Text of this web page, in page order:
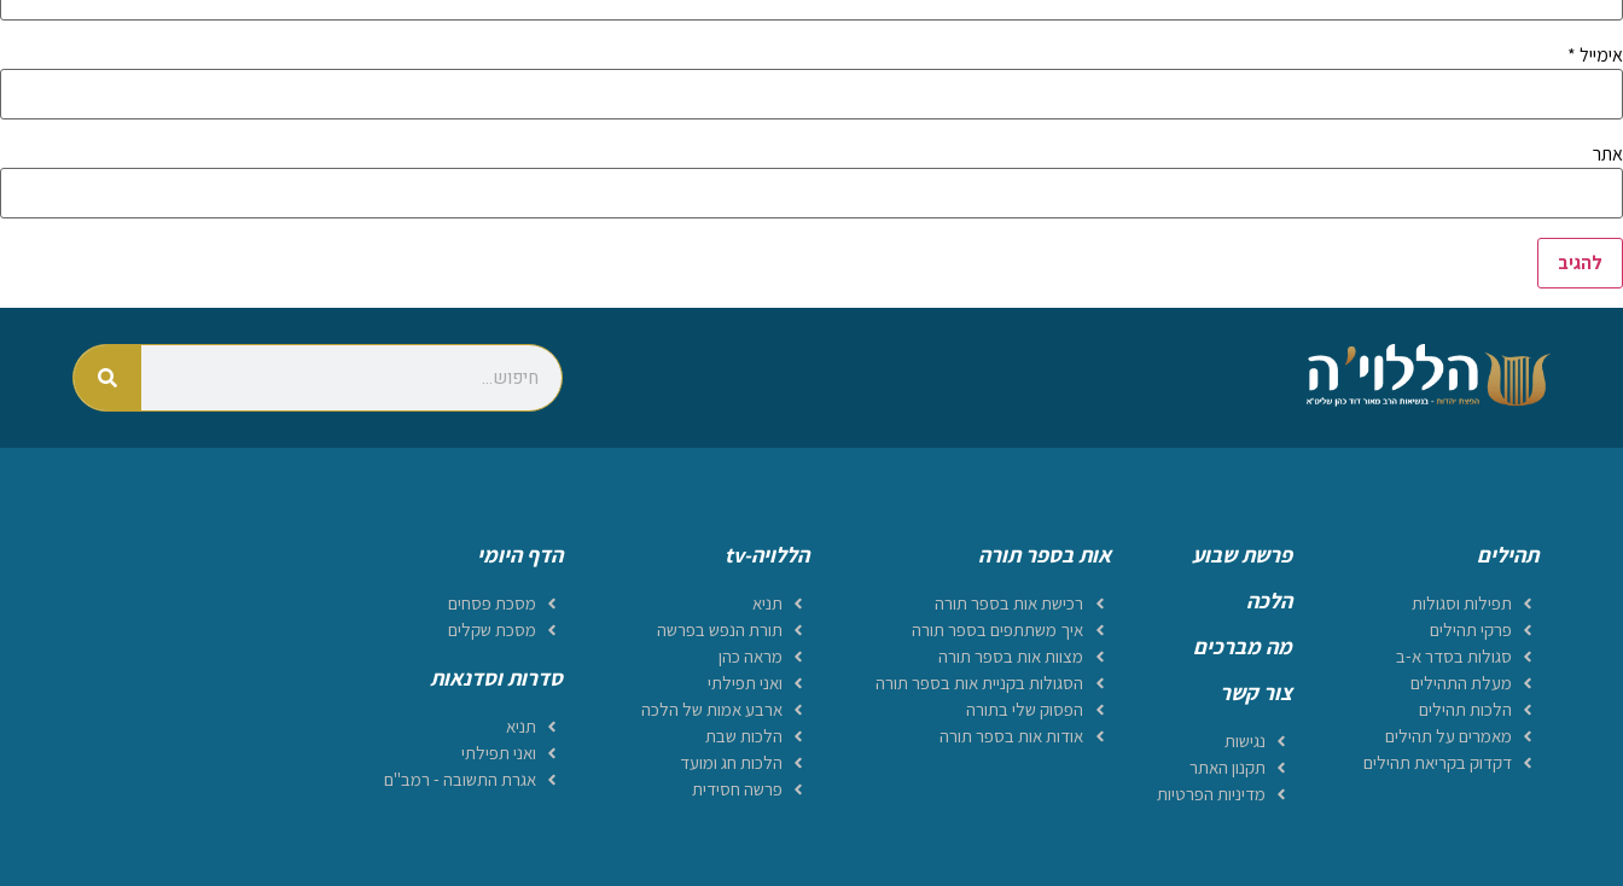
אימייל*
אתר
תהילים
תפילות וסגולות
פרקי תהילים
סגולות בסדר א-ב
מעלת התהילים
הלכות תהילים
מאמרים על תהילים
דקדוק בקריאת תהילים
פרשת שבוע
הלכה
מה מברכים
צור קשר
נגישות
תקנון האתר
מדיניות הפרטיות
אות בספר תורה
רכישת אות בספר תורה
איך משתתפים בספר תורה
מצוות אות בספר תורה
הסגולות בקניית אות בספר תורה
הפסוק שלי בתורה
אודות אות בספר תורה
הללויה-tv
תניא
תורת הנפש בפרשה
מראה כהן
ואני תפילתי
ארבע אמות של הלכה
הלכות שבת
הלכות חג ומועד
פרשה חסידית
הדף היומי
מסכת פסחים
מסכת שקלים
סדרות וסדנאות
תניא
ואני תפילתי
אגרת התשובה - רמב"ם